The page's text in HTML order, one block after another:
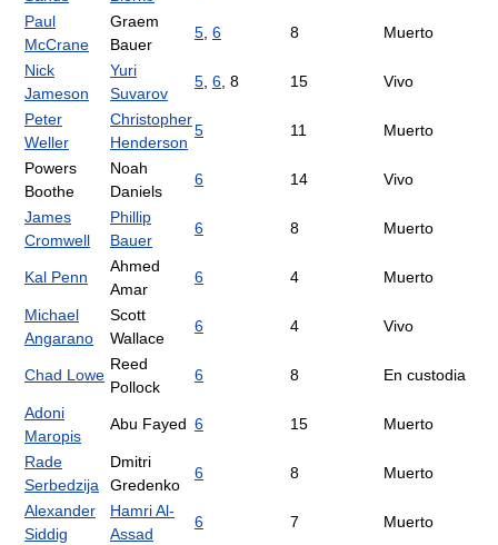
Paul
McCrane
Graem
Bauer
5, 6 8 Muerto
Nick
Jameson
Yuri
Suvarov
5, 6, 8 15 Vivo
Peter
Weller
Christopher
Henderson
5 11 Muerto
Powers
Boothe
Noah
Daniels
6 14 Vivo
James
Cromwell
Phillip
Bauer
6 8 Muerto
Kal Penn
Ahmed
Amar
6 4 Muerto
Michael
Angarano
Scott
Wallace
6 4 Vivo
Chad Lowe
Reed
Pollock
6 8 En custodia
Adoni
Maropis
Abu Fayed 6 15 Muerto
Rade
Serbedzija
Dmitri
Gredenko
6 8 Muerto
Alexander
Siddig
Hamri Al-
Assad
6 7 Muerto